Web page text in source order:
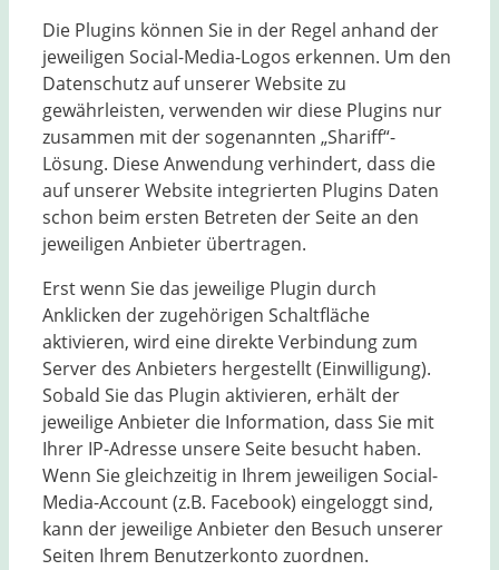
Die Plugins können Sie in der Regel anhand der
jeweiligen Social-Media-Logos erkennen. Um den
Datenschutz auf unserer Website zu
gewährleisten, verwenden wir diese Plugins nur
zusammen mit der sogenannten „Shariff“-
Lösung. Diese Anwendung verhindert, dass die
auf unserer Website integrierten Plugins Daten
schon beim ersten Betreten der Seite an den
jeweiligen Anbieter übertragen.
Erst wenn Sie das jeweilige Plugin durch
Anklicken der zugehörigen Schaltfläche
aktivieren, wird eine direkte Verbindung zum
Server des Anbieters hergestellt (Einwilligung).
Sobald Sie das Plugin aktivieren, erhält der
jeweilige Anbieter die Information, dass Sie mit
Ihrer IP-Adresse unsere Seite besucht haben.
Wenn Sie gleichzeitig in Ihrem jeweiligen Social-
Media-Account (z.B. Facebook) eingeloggt sind,
kann der jeweilige Anbieter den Besuch unserer
Seiten Ihrem Benutzerkonto zuordnen.